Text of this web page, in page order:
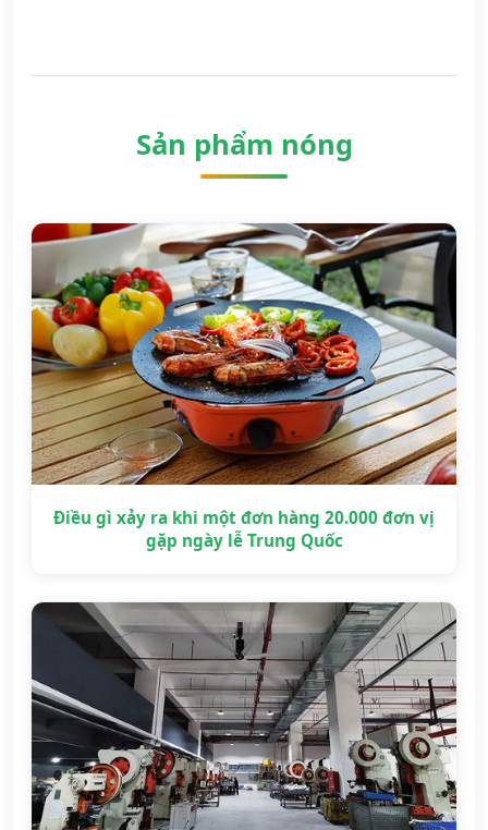
Sản phẩm nóng
Điều gì xảy ra khi một đơn hàng 20.000 đơn vị
gặp ngày lễ Trung Quốc